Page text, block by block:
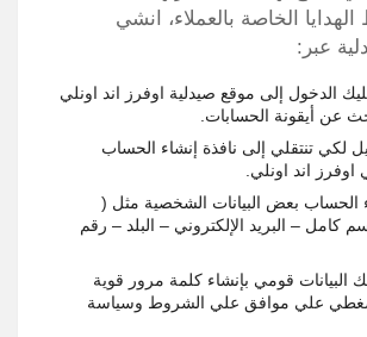
الخاصة بالعملاء، انشي
عبر:
الدخول إلى موقع صيدلية اوفرز اند اونلي
عن أيقونة الحسابات.
لكي تنتقلي إلى نافذة إنشاء الحساب
اند اونلي.
الحساب بعض البيانات الشخصية مثل (
كامل – البريد الإلكتروني – البلد – رقم
البيانات قومي بإنشاء كلمة مرور قوية
علي موافق علي الشروط وسياسة